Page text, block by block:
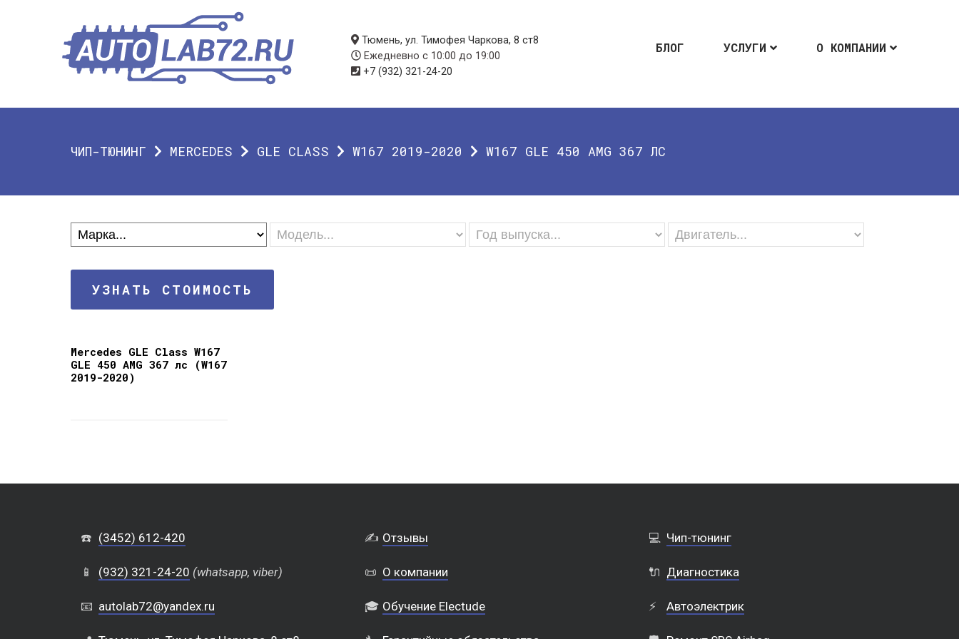
БЛОГ УСЛУГИ О КОМПАНИИ
Тюмень, ул. Тимофея Чаркова, 8 ст8
Ежедневно с 10:00 до 19:00
+7 (932) 321-24-20
ЧИП-ТЮНИНГ MERCEDES GLE CLASS W167 2019-2020 W167 GLE 450 AMG 367 ЛС
УЗНАТЬ СТОИМОСТЬ
Mercedes GLE Class W167
GLE 450 AMG 367 лс (W167
2019-2020)
☎️ (3452) 612-420
📱 (932) 321-24-20 (whatsapp, viber)
📧 autolab72@yandex.ru
✍️ Отзывы
📜 О компании
🎓 Обучение Electude
💻 Чип-тюнинг
🔌 Диагностика
⚡ Автоэлектрик